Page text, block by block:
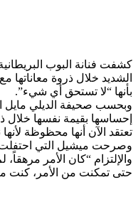
كشفت فنانة البوب
الشديد خلال ذروة معاناتها
بأنها “لا تستحق أي شيء”.
إحساسها بقيمة نفسها خلال
تعتقد الآن أنها محظوظة
والإلتزام “كان الأمر
حتى تمكنت من الأمر، كنت